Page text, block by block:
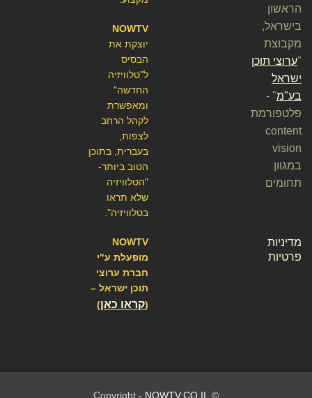
NOWTV
יוצקת את
הבסיס
ל"טלוויזיה
החדשה"
ומאפשרת
לקהל הרחב
לצפות,
בעברית, בתוכן
הטוב ביותר-
"הטלוויזיה
שלא תראו
בטלוויזיה".
NOWTV
מופעלת ע"י
חברת ערוצי
תוכן ישראל –
(קראו כאן)
הראשון
בישראל,
מקבוצת
"ערוצי תוכן
ישראל
בע"מ" -
פלטפורמת
content
vision
במגוון
תחומים
מדיניות
פרטיות
© Copyright -
NOWTV.CO.IL